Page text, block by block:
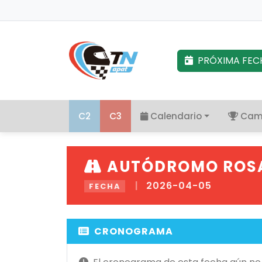
PRÓXIMA
C2 C3 Calendario
AUTÓDROMO
FECHA | 2026-04-05
CRONOGRAMA